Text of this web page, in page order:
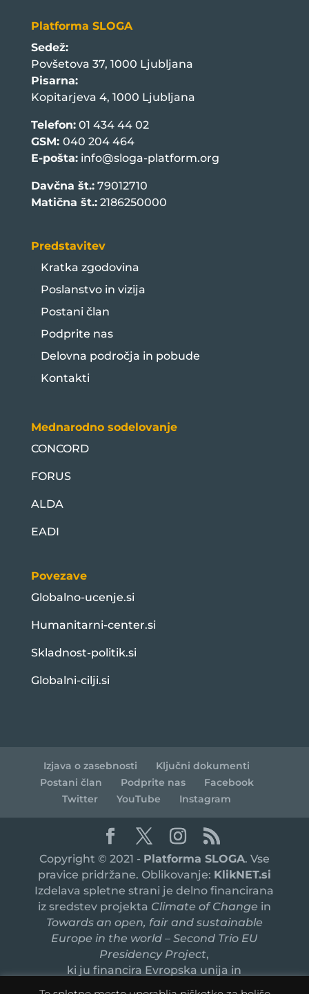
Platforma SLOGA
Sedež:
Povšetova 37, 1000 Ljubljana
Pisarna:
Kopitarjeva 4, 1000 Ljubljana
Telefon:01 434 44 02
GSM: 040 204 464
E-pošta: info@sloga-platform.org
Davčna št.:79012710
Matična št.:2186250000
Predstavitev
Kratka zgodovina
Poslanstvo in vizija
Postani član
Podprite nas
Delovna področja in pobude
Kontakti
Mednarodno sodelovanje
CONCORD
FORUS
ALDA
EADI
Povezave
Globalno-ucenje.si
Humanitarni-center.si
Skladnost-politik.si
Globalni-cilji.si
Izjava o zasebnosti
Ključni dokumenti
Postani član
Podprite nas
Facebook
Twitter
YouTube Instagram
Copyright © 2021 - Platforma SLOGA. Vse
pravice pridržane. Oblikovanje: KlikNET.si
Izdelava spletne strani je delno financirana
iz sredstev projekta Climate of Change in
Towards an open, fair and sustainable
Europe in the world – Second Trio EU
Presidency Project,
ki ju financira Evropska unija in